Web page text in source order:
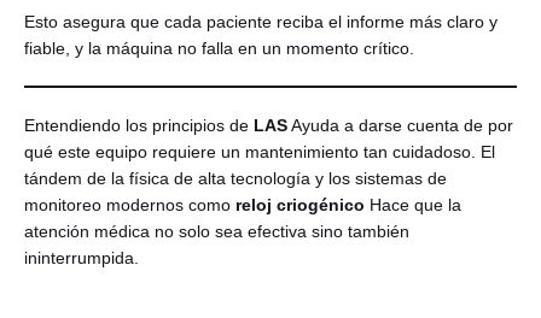
Esto asegura que cada paciente reciba el informe más claro y
fiable, y la máquina no falla en un momento crítico.
Entendiendo los principios de LASAyuda a darse cuenta de por
qué este equipo requiere un mantenimiento tan cuidadoso. El
tándem de la física de alta tecnología y los sistemas de
monitoreo modernos como reloj criogénico Hace que la
atención médica no solo sea efectiva sino también
ininterrumpida.